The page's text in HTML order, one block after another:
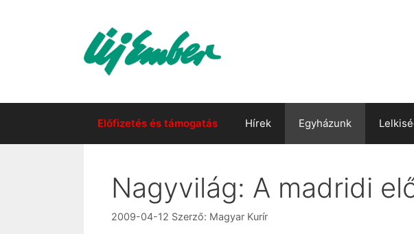
Előfizetés és támogatás Hírek Egyházunk
Nagyvilág: A madridi
2009-04-12 Szerző: Magyar Kurír